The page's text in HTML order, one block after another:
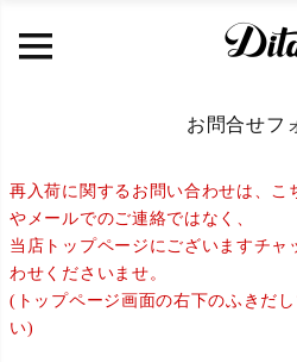
お問合せフ
再入荷に関するお問い合わせは、こ
やメールでのご連絡ではなく、
当店トップページにございますチャ
わせくださいませ。
(トップページ画面の右下のふきだ
い)